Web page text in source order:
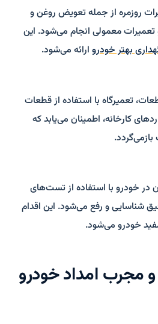
روزمره از جمله تعویض روغن و
تعمیرات معمولی انجام می‌شود. این
بهتر خودرو ارائه می‌شود.
تعمیرگاه با استفاده از قطعات
کارخانه، اطمینان می‌یابد که
در خودرو با استفاده از تست‌های
شناسایی و رفع می‌شود. این اقدام
خودرو می‌شود.
امداد خودرو